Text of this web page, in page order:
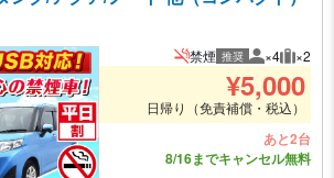
禁煙 推奨 推奨人数
×4 推奨
×2
¥5,000
日帰り（免責補償・税込）
あと2台
8/16までキャンセル無料